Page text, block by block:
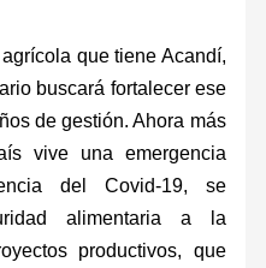
que tiene Acandí,
buscará fortalecer ese
de gestión. Ahora más
vive una emergencia
del Covid-19, se
alimentaria a la
productivos, que